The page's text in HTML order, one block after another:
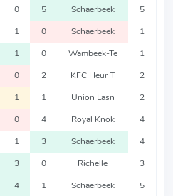
0 5 Schaerbeek 5
1 0 Schaerbeek 1
1 0 Wambeek-Te 1
0 2 KFC Heur T 2
1 1 Union Lasn 2
0 4 Royal Knok 4
1 3 Schaerbeek 4
3 0 Richelle 3
4 1 Schaerbeek 5